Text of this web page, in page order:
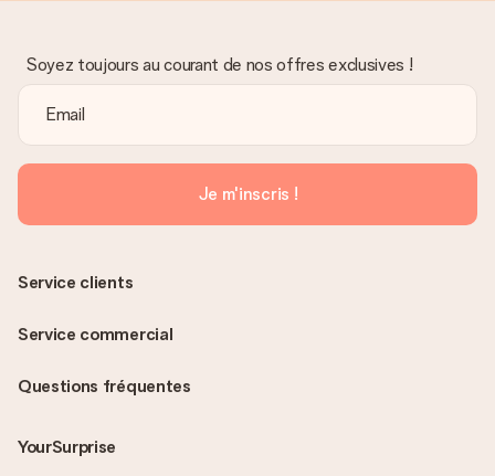
Soyez toujours au courant de nos offres exclusives !
Je m'inscris !
Questions fréquentes
YourSurprise
Service clients
Service commercial